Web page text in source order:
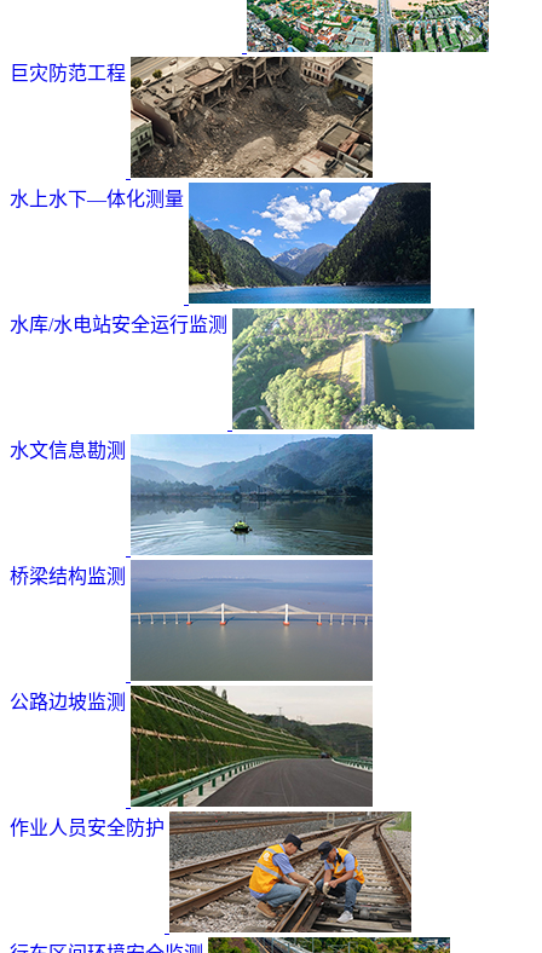
巨灾防范工程
水上水下—体化测量
水库/水电站安全运行监测
水文信息勘测
桥梁结构监测
公路边坡监测
作业人员安全防护